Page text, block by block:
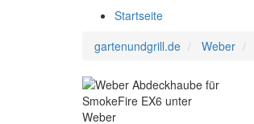
Startseite
gartenundgrill.de
Weber